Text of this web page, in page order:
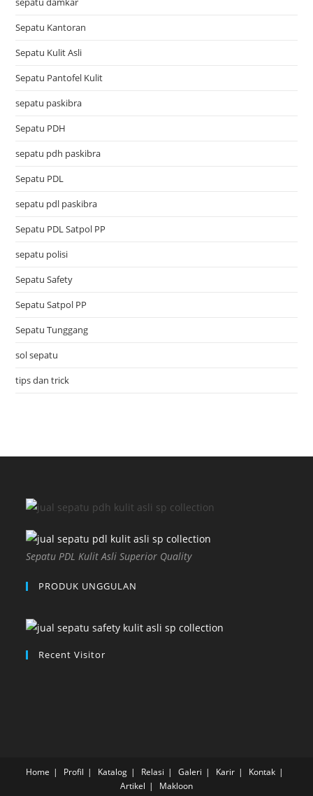
Sepatu Kantoran
Sepatu Kulit Asli
Sepatu Pantofel Kulit
sepatu paskibra
Sepatu PDH
sepatu pdh paskibra
Sepatu PDL
sepatu pdl paskibra
Sepatu PDL Satpol PP
sepatu polisi
Sepatu Safety
Sepatu Satpol PP
Sepatu Tunggang
sol sepatu
tips dan trick
Sepatu PDL Kulit Asli Superior Quality
PRODUK UNGGULAN
Recent Visitor
Home Profil Katalog Relasi Galeri Karir
Kontak
Artikel
Makloon